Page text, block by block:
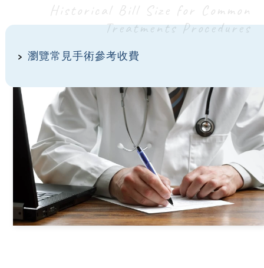
Historical Bill Size for Common
Treatments Procedures
瀏覽常見手術參考收費